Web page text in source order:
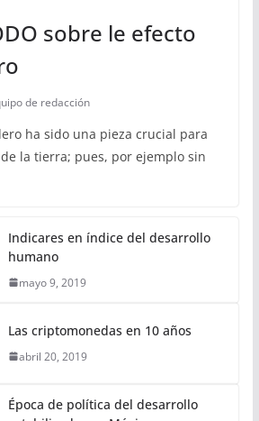
sobre le efecto
de redacción
ha sido una pieza crucial para
la tierra; pues, por ejemplo sin
Indicares en índice del desarrollo
humano
mayo 9, 2019
Las criptomonedas en 10 años
abril 20, 2019
Época de política del desarrollo